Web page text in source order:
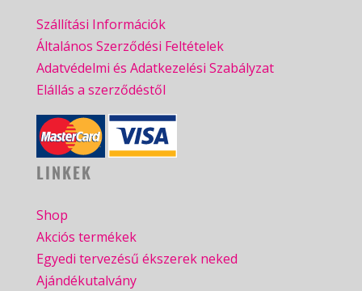
Szállítási Információk
Általános Szerződési Feltételek
Adatvédelmi és Adatkezelési Szabályzat
Elállás a szerződéstől
LINKEK
Shop
Akciós termékek
Egyedi tervezésű ékszerek neked
Ajándékutalvány